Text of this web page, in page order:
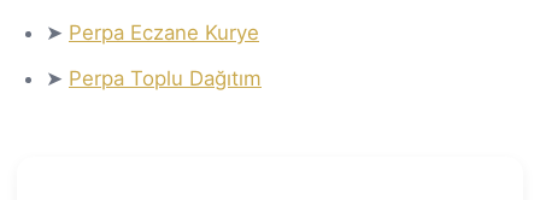
➤ Perpa Eczane Kurye
➤ Perpa Toplu Dağıtım